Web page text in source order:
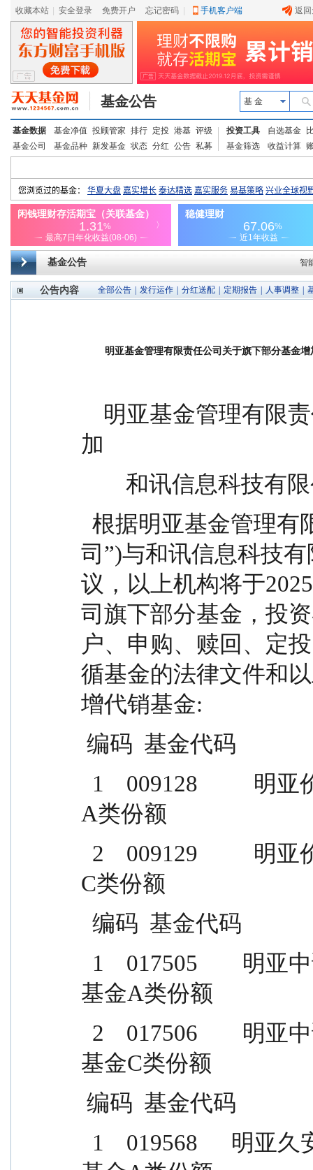
收藏本站 安全登录 免费开户 忘记密码 手机客户端 返
基金公告 基 金
基金数据 基金净值 投顾管家 排行 定投 港基 评级
基金公司
基金品种 新发基金 状态 分红 公告 私募
投资工具 自选基金
基金筛选
收益计算
基金公告 智
公告内容 全部公告 发行运作 分红送配 定期报告 人事调整
明亚基金管理有限责任公司关于旗下部分基金
加
和讯信息科
司”)与和讯信息科技
议，以上机构将于
司旗下部分基金，投
户、申购、赎回、定
循基金的法律文件和
增代销基金:
编码  基金代码
A类份额
C类份额
编码  基金代码
基金A类份额
基金C类份额
编码  基金代码